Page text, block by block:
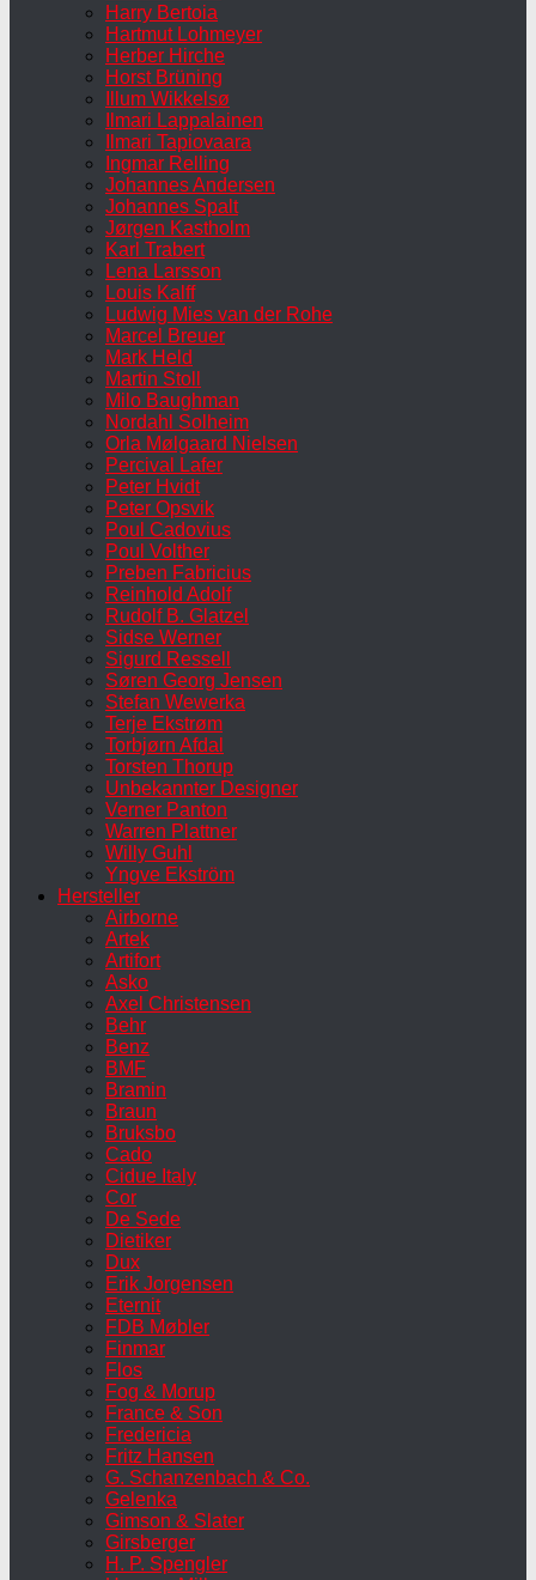
Harry Bertoia
Hartmut Lohmeyer
Herber Hirche
Horst Brüning
Illum Wikkelsø
Ilmari Lappalainen
Ilmari Tapiovaara
Ingmar Relling
Johannes Andersen
Johannes Spalt
Jørgen Kastholm
Karl Trabert
Lena Larsson
Louis Kalff
Ludwig Mies van der Rohe
Marcel Breuer
Mark Held
Martin Stoll
Milo Baughman
Nordahl Solheim
Orla Mølgaard Nielsen
Percival Lafer
Peter Hvidt
Peter Opsvik
Poul Cadovius
Poul Volther
Preben Fabricius
Reinhold Adolf
Rudolf B. Glatzel
Sidse Werner
Sigurd Ressell
Søren Georg Jensen
Stefan Wewerka
Terje Ekstrøm
Torbjørn Afdal
Torsten Thorup
Unbekannter Designer
Verner Panton
Warren Plattner
Willy Guhl
Yngve Ekström
Hersteller
Airborne
Artek
Artifort
Asko
Axel Christensen
Behr
Benz
BMF
Bramin
Braun
Bruksbo
Cado
Cidue Italy
Cor
De Sede
Dietiker
Dux
Erik Jorgensen
Eternit
FDB Møbler
Finmar
Flos
Fog & Morup
France & Son
Fredericia
Fritz Hansen
G. Schanzenbach & Co.
Gelenka
Gimson & Slater
Girsberger
H. P. Spengler